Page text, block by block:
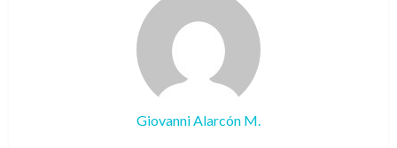
Giovanni Alarcón M.